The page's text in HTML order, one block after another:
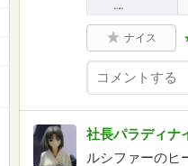
ナイス
社長パラディナ
ルシファーのヒ